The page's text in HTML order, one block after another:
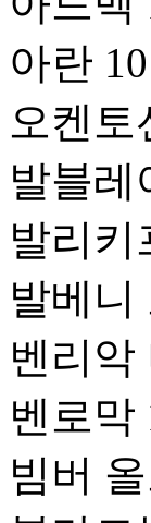
아란
오켄토
발블레
발리키
발베니
벤리악
벤로막
빔버